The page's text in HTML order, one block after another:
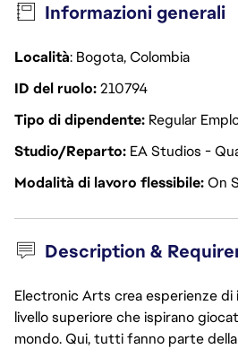
Informazioni generali
Località: Bogota, Colombia
ID del ruolo210794
Tipo di dipendente Regular
Studio/Reparto EA Studios -
Modalità di lavoro flessibileOn
Description &
Electronic Arts crea esperienze
livello superiore che ispirano
mondo. Qui, tutti fanno parte